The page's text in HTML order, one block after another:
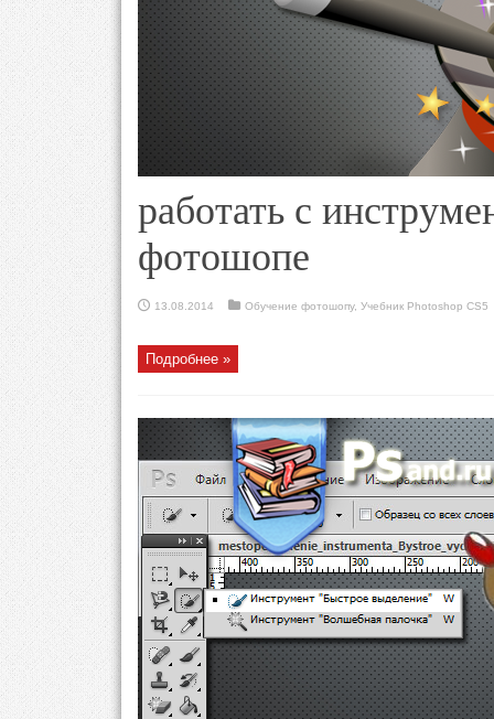
работать с
фотошопе
13.08.2014 Обучение фотошопу, Учебник Photoshop CS5
Подробнее »